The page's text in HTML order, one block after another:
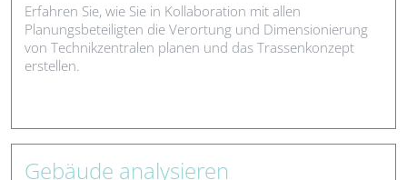
Erfahren Sie, wie Sie in Kollaboration mit allen
Planungsbeteiligten die Verortung und Dimensionierung
von Technikzentralen planen und das Trassenkonzept
erstellen.
Gebäude analysieren